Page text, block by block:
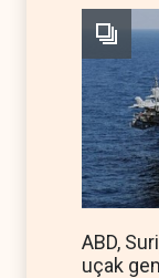
ABD,
uçak